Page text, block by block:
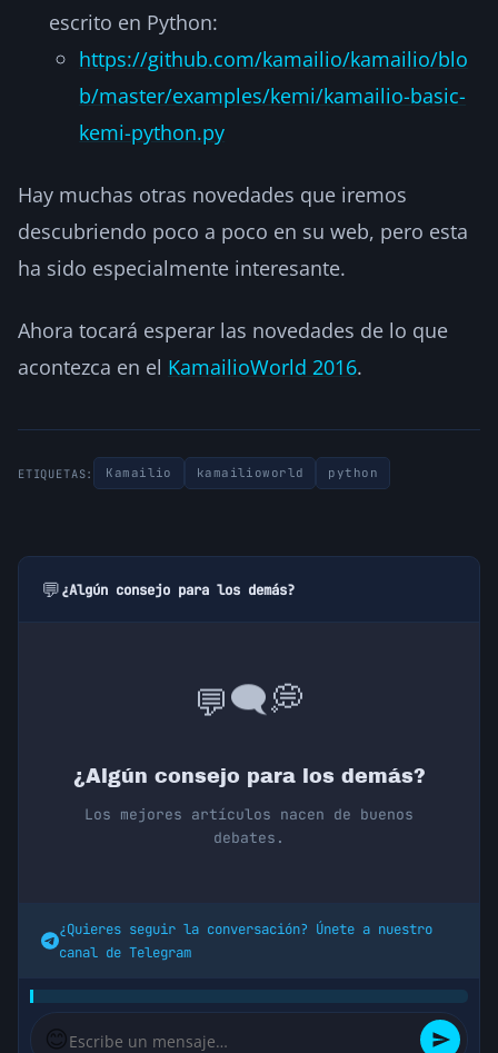
escrito en Python:
https://github.com/kamailio/kamailio/blo
b/master/examples/kemi/kamailio-basic-
kemi-python.py
Hay muchas otras novedades que iremos
descubriendo poco a poco en su web, pero esta
ha sido especialmente interesante.
Ahora tocará esperar las novedades de lo que
acontezca en el KamailioWorld 2016.
ETIQUETAS: Kamailio kamailioworld python
💬¿Algún consejo para los demás?
💬🗨️💭
¿Algún consejo para los demás?
Los mejores artículos nacen de buenos
debates.
¿Quieres seguir la conversación? Únete a nuestro
canal de Telegram
😊